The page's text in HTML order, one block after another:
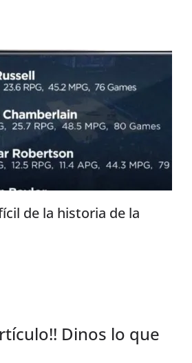
de la historia de la
Dinos lo que